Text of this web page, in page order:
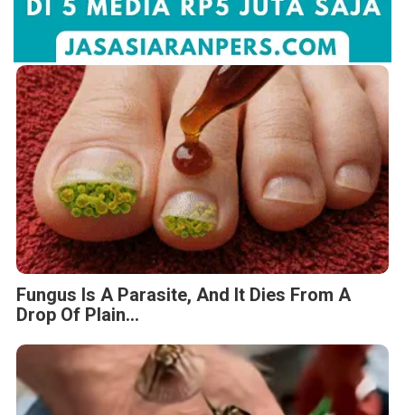
Fungus Is A Parasite, And It Dies From A
Drop Of Plain...